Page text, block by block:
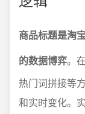
商品标题是淘
的数据博弈。
热门词拼接等
和实时变化。